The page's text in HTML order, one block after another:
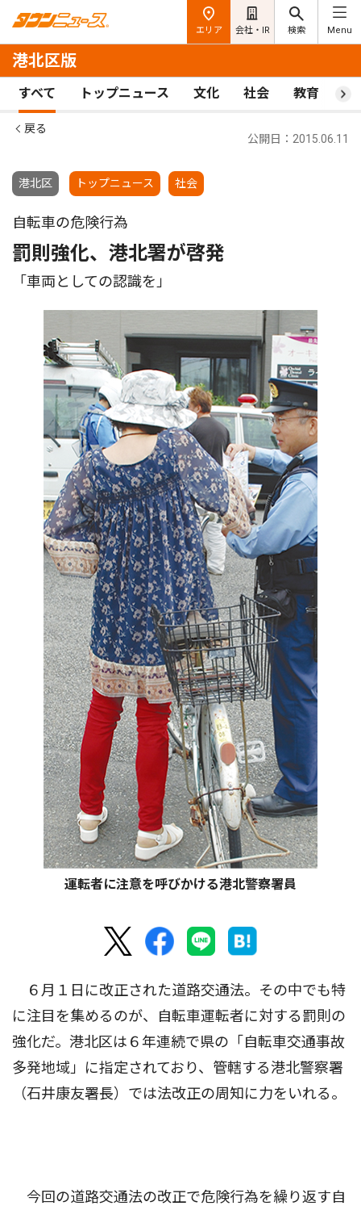
エリア 会社・IR 検索 Menu
港北区版
すべて トップニュース 文化 社会 教育 ス
戻る
港北区 トップニュース 社会
公開日：2015.06.11
自転車の危険行為
罰則強化、港北署が啓発
「車両としての認識を」
運転者に注意を呼びかける港北警察署員
６月１日に改正された道路交通法。その中でも特
に注目を集めるのが、自転車運転者に対する罰則の
強化だ。港北区は６年連続で県の「自転車交通事故
多発地域」に指定されており、管轄する港北警察署
（石井康友署長）では法改正の周知に力をいれる。
今回の道路交通法の改正で危険行為を繰り返す自